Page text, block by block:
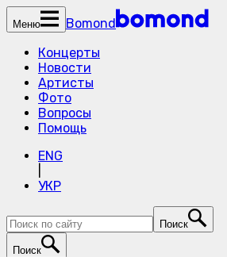
Меню
Bomond
Концерты
Новости
Артисты
Фото
Вопросы
Помощь
ENG
УКР
Поиск
Поиск